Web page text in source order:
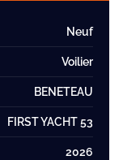
Neuf
Voilier
BENETEAU
FIRST YACHT 53
2026